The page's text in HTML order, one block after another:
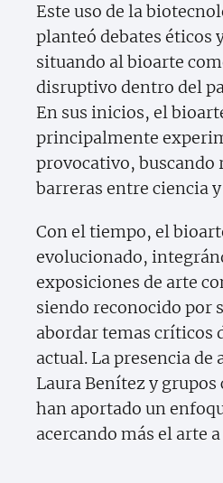
Este uso de la
planteó debates éticos
situando al bioarte
disruptivo dentro del
En sus inicios, el
principalmente
provocativo, buscando
barreras entre ciencia
Con el tiempo, el
evolucionado,
exposiciones de arte
siendo reconocido por
abordar temas críticos
actual. La presencia de
Laura Benítez y
han aportado un
acercando más el arte